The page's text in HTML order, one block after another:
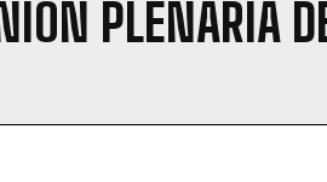
PLENARIA